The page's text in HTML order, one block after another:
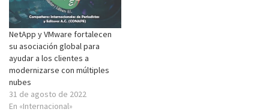
NetApp y VMware fortalecen
su asociación global para
ayudar a los clientes a
modernizarse con múltiples
nubes
31 de agosto de 2022
En «Internacional»